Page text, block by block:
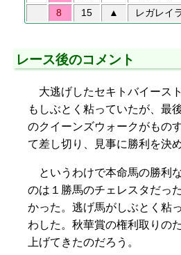
8
15 ▲ レガレイ
レース後のコメント
大逃げしたセキトバイース
もしぶとく粘っていたが、最
のクイーンズウォークがもの
て差し切り、見事に勝利を決め
というわけで本命馬の勝利
のは１勝馬のチェレスタだっ
かった。逃げ馬がしぶとく粘
わした。秋華賞の権利取りの
上げてきたのだろう。